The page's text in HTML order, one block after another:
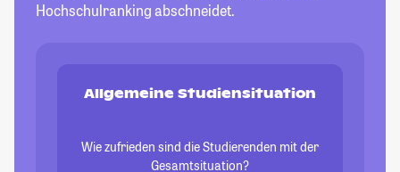
Hochschulranking abschneidet.
Allgemeine Studiensituation
Wie zufrieden sind die Studierenden mit der
Gesamtsituation?